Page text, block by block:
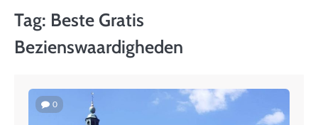
Tag: Beste Gratis
Bezienswaardigheden
0